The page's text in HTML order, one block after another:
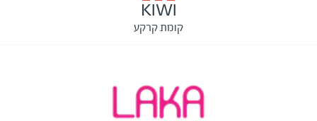
KIWI
קומת קרקע